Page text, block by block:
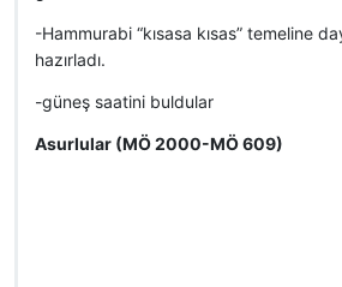
-Hammurabi “kısasa kısas” temeline
hazırladı.
-güneş saatini buldular
Asurlular (MÖ 2000-MÖ 609)